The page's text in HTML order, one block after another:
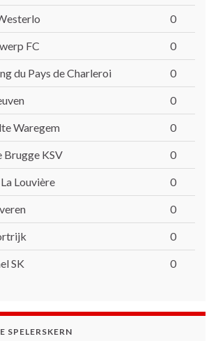
0
FC 0
du Pays de Charleroi 0
0
Waregem 0
Brugge KSV 0
Louvière 0
0
0
SK 0
SPELERSKERN